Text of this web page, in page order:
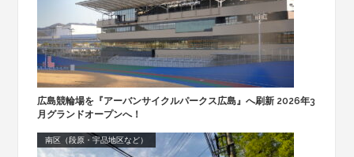
広島競輪場を『アーバンサイクルパークス広島』へ刷新 2026年3
月グランドオープンへ！
南区（段原・宇品地区など）